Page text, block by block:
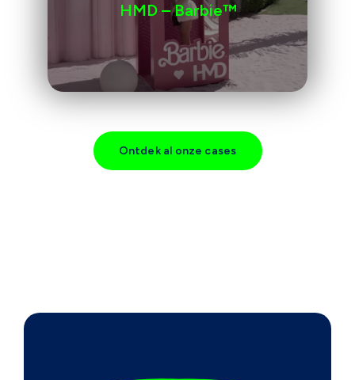
HMD – Barbie™️
Ontdek al onze cases